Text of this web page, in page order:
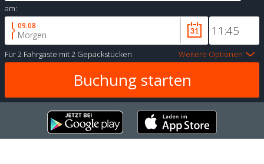
am:
09.08
Morgen
Für2 Fahrgäste mit2 Gepäckstücken Weitere Optionen